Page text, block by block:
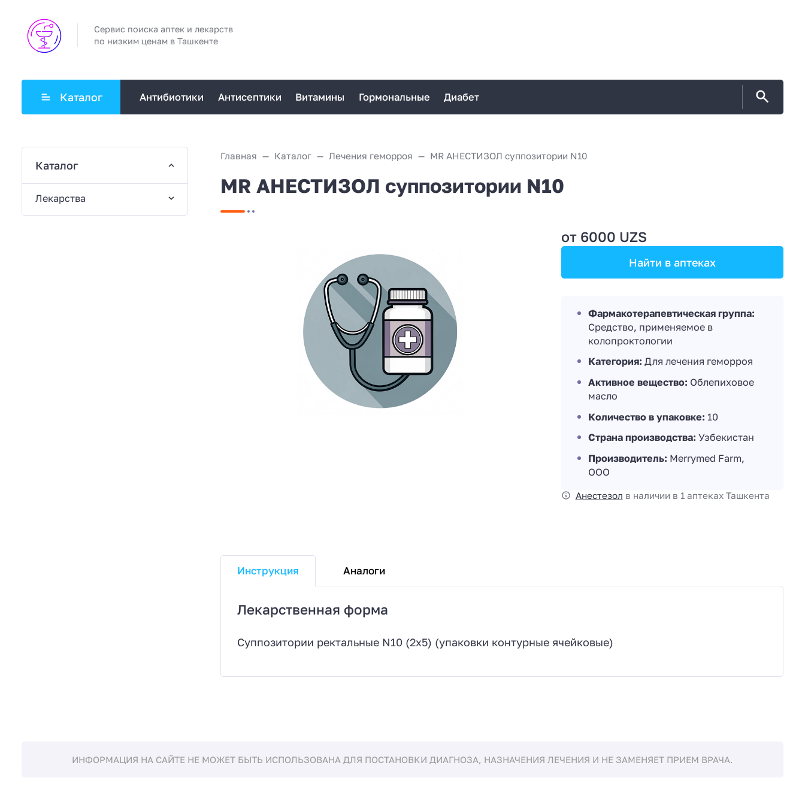
Сервис поиска аптек и лекарств
по низким ценам в Ташкенте
Каталог Антибиотики Антисептики Витамины Гормональные Диабет
Главная Каталог Лечения геморроя MR АНЕСТИЗОЛ суппозитории N10
MR АНЕСТИЗОЛ суппозитории N10
от 6000 UZS
Найти в аптеках
Фармакотерапевтическая группа:
Средство, применяемое в
колопроктологии
Категория: Для лечения геморроя
Активное вещество: Облепиховое
масло
Количество в упаковке: 10
Страна производства: Узбекистан
Производитель: Merrymed Farm,
ООО
Анестезол в наличии в 1 аптеках Ташкента
Инструкция Аналоги
Лекарственная форма
Суппозитории ректальные N10 (2х5) (упаковки контурные ячейковые)
Каталог
Лекарства
ИНФОРМАЦИЯ НА САЙТЕ НЕ МОЖЕТ БЫТЬ ИСПОЛЬЗОВАНА ДЛЯ ПОСТАНОВКИ ДИАГНОЗА, НАЗНАЧЕНИЯ ЛЕЧЕНИЯ И НЕ ЗАМЕНЯЕТ ПРИЕМ ВРАЧА.